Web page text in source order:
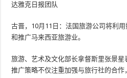
达雅克日报团队
古晋，10月11日：法国旅游公司将利
和推广马来西亚旅游业。
旅游、艺术及文化部长拿督斯里张景
推广策略不仅注重加强与旅行社的合作